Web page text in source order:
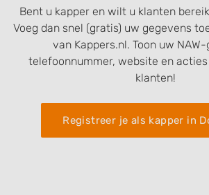
Bent u kapper en wilt u klanten
Voeg dan snel (gratis) uw gegevens
van Kappers.nl. Toon uw
telefoonnummer, website en
klanten!
Registreer je als kapper in